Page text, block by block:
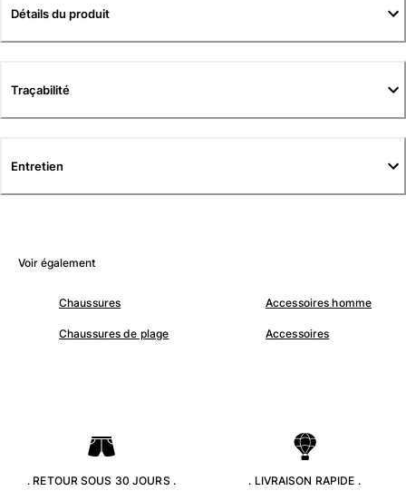
Chemises
Tous les articles
Tous les articles
Garçon
Tous les articles
Bébé
Classique
Classique stretch
Détails du produit
Traçabilité
Entretien
Voir également
Chaussures Accessoires homme
Chaussures de plage Accessoires
. RETOUR SOUS 30 JOURS . . LIVRAISON RAPIDE .